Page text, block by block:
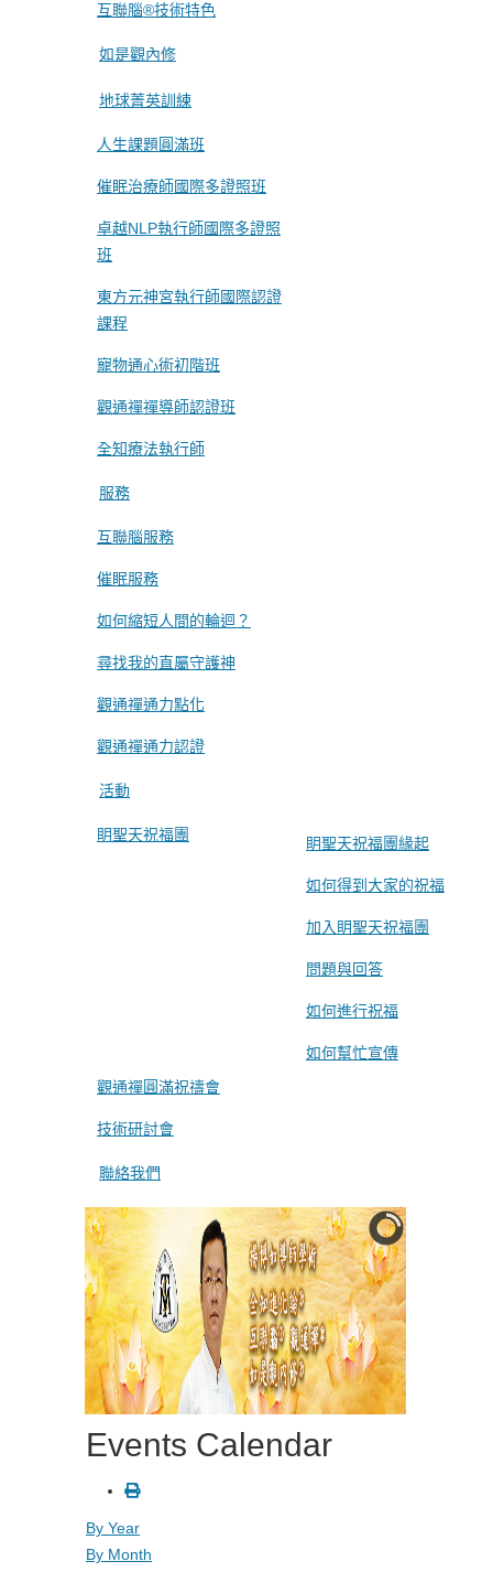
互聯腦®技術特色
如是觀內修
地球菁英訓練
人生課題圓滿班
催眠治療師國際多證照班
卓越NLP執行師國際多證照
班
東方元神宮執行師國際認證
課程
寵物通心術初階班
觀通禪禪導師認證班
全知療法執行師
服務
互聯腦服務
催眠服務
如何縮短人間的輪迴？
尋找我的直屬守護神
觀通禪通力點化
觀通禪通力認證
活動
眀聖天祝福團 眀聖天祝福團緣起
如何得到大家的祝福
加入眀聖天祝福團
問題與回答
如何進行祝福
如何幫忙宣傳
觀通禪圓滿祝禱會
技術研討會
聯絡我們
Events Calendar
By Year
By Month